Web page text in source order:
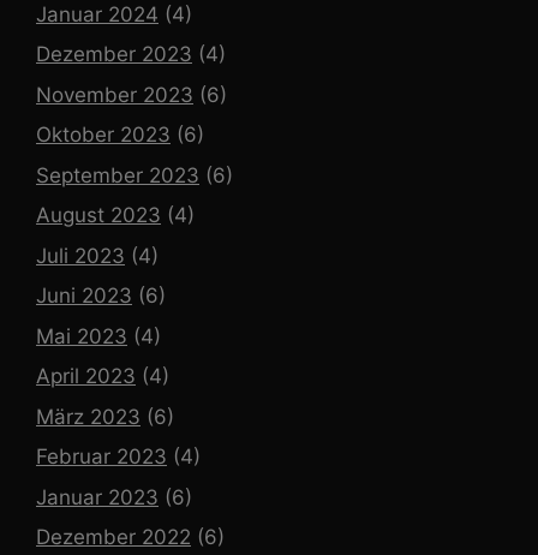
Januar 2024 (4)
Dezember 2023 (4)
November 2023 (6)
Oktober 2023 (6)
September 2023 (6)
August 2023 (4)
Juli 2023 (4)
Juni 2023 (6)
Mai 2023 (4)
April 2023 (4)
März 2023 (6)
Februar 2023 (4)
Januar 2023 (6)
Dezember 2022 (6)